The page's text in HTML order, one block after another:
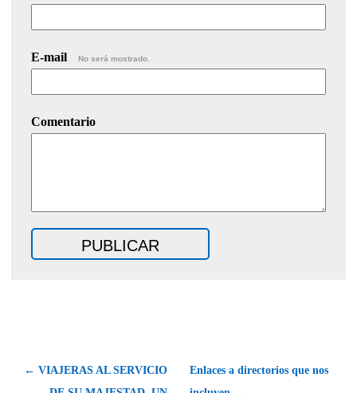
E-mail No será mostrado.
Comentario
← VIAJERAS AL SERVICIO
Enlaces a directorios que nos